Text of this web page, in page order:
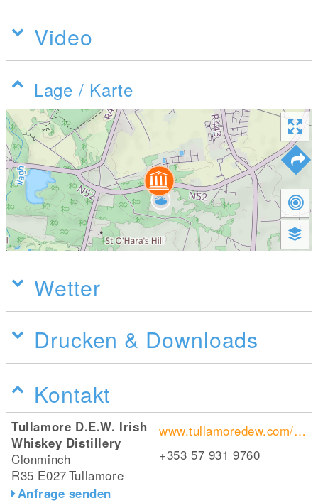
Video
Lage / Karte
Wetter
Drucken & Downloads
Kontakt
Tullamore D.E.W. Irish
Whiskey Distillery
Clonminch
R35 E027Tullamore
Anfrage senden
www.tullamoredew.com/de-de/besuchen-sie-unser/
+353 57 931 9760